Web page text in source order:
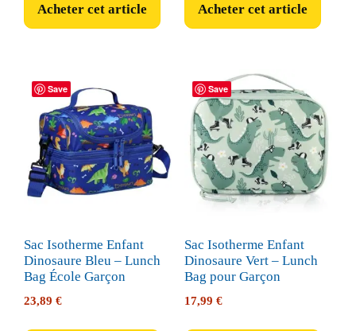
Acheter cet article Acheter cet article
Save
Sac Isotherme Enfant
Dinosaure Bleu – Lunch
Bag École Garçon
23,89 €
Save
Sac Isotherme Enfant
Dinosaure Vert – Lunch
Bag pour Garçon
17,99 €